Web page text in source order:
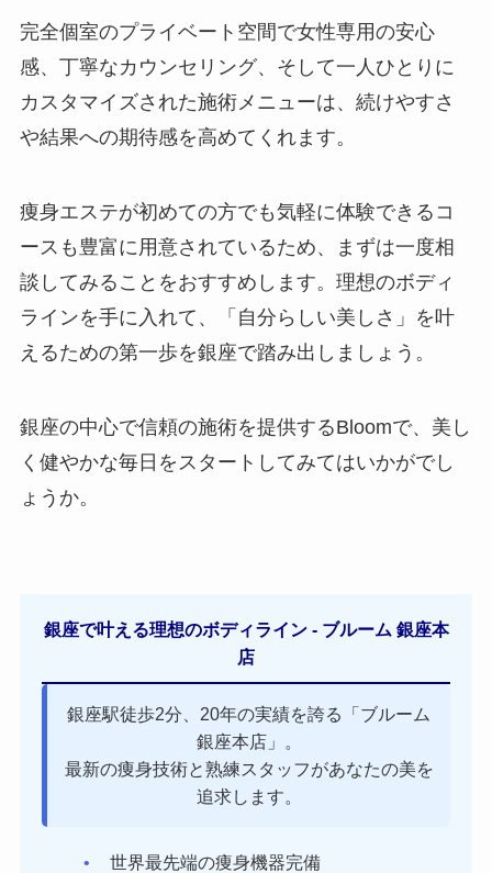
完全個室のプライベート空間で女性専用の安心
感、丁寧なカウンセリング、そして一人ひとりに
カスタマイズされた施術メニューは、続けやすさ
や結果への期待感を高めてくれます。
痩身エステが初めての方でも気軽に体験できるコ
ースも豊富に用意されているため、まずは一度相
談してみることをおすすめします。理想のボディ
ラインを手に入れて、「自分らしい美しさ」を叶
えるための第一歩を銀座で踏み出しましょう。
銀座の中心で信頼の施術を提供するBloomで、美し
く健やかな毎日をスタートしてみてはいかがでし
ょうか。
銀座で叶える理想のボディライン - ブルーム 銀座本
店
銀座駅徒歩2分、20年の実績を誇る「ブルーム
銀座本店」。
最新の痩身技術と熟練スタッフがあなたの美を
追求します。
世界最先端の痩身機器完備